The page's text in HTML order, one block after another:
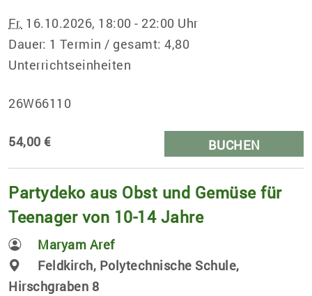
Fr. 16.10.2026, 18:00 - 22:00 Uhr
Dauer: 1 Termin / gesamt: 4,80
Unterrichtseinheiten
26W66110
54,00 € BUCHEN
Partydeko aus Obst und Gemüse für
Teenager von 10-14 Jahre
Maryam Aref
Feldkirch, Polytechnische Schule,
Hirschgraben 8